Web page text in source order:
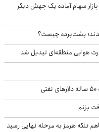
بورس فردا شنبه ۱۷ مرداد ۱۴۰۵/ بازار سهام آماده یک جهش دیگر
هوایی منطقه‌ای تبدیل شد
بزنم
هرمز به مرحله نهایی رسید